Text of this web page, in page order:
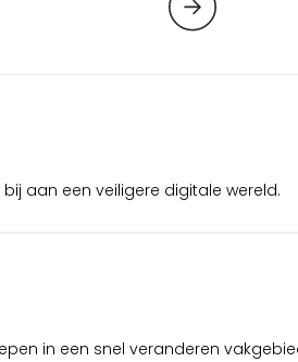
aan een veiligere digitale wereld.
in een snel veranderen